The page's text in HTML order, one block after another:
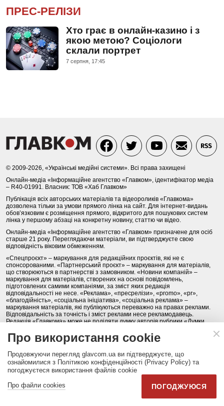
ПРЕС-РЕЛІЗИ
Хто грає в онлайн-казино і з
якою метою? Соціологи
склали портрет
7 серпня, 17:45
© 2009-2026, «Українські медійні системи». Всі права захищені
Онлайн-медіа «Інформаційне агентство «Главком», ідентифікатор медіа
– R40-01991. Власник: ТОВ «Хаб Главком»
Публікація всіх авторських матеріалів та відеороликів «Главкома»
дозволена тільки за умови прямого лінка на сайт. Для інтернет-видань
обов’язковим є розміщення прямого, відкритого для пошукових систем
лінка у першому абзаці на конкретну новину, статтю чи відео.
Онлайн-медіа «Інформаційне агентство «Главком» призначене для осіб
старше 21 року. Переглядаючи матеріали, ви підтверджуєте свою
відповідність віковим обмеженням.
«Спецпроєкт» – маркування для редакційних проєктів, які не є
спонсорованими. «Партнерський проєкт» – маркування для матеріалів,
що створюються в партнерстві з замовником. «Новини компаній» –
маркування для матеріалів, створених на основі повідомлень,
підготовлених самими компаніями, за зміст яких редакція
відповідальності не несе. «Реклама», «пресрелізи», «promo», «pr»,
«благодійність», «соціальна ініціатива», «соціальна реклама» –
маркування матеріалів, які публікуються переважно на правах реклами.
Відповідальність за точність і зміст реклами несе рекламодавець.
Редакція «Главкома» може не поділяти думку авторів рубрики «Думки
Будь-яке копіювання, передрук та відтворення фотографічних творів та/
забороняється.
Політика конфіденційності (Privacy Policy). Правила сайту
КОНТАКТИ НАША КОМАНДА
Про використання cookie
Продовжуючи перегляд glavcom.ua ви підтверджуєте, що
ознайомилися з Політикою конфіденційності (Privacy Policy) та
погоджуєтеся використання файлів cookie
Про файли cookies
ПОГОДЖУЮСЯ